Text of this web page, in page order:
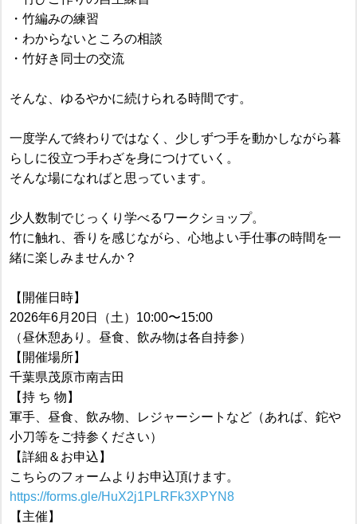
・竹編みの練習
・わからないところの相談
・竹好き同士の交流
そんな、ゆるやかに続けられる時間です。
一度学んで終わりではなく、少しずつ手を動かしながら暮
らしに役立つ手わざを身につけていく。
そんな場になればと思っています。
少人数制でじっくり学べるワークショップ。
竹に触れ、香りを感じながら、心地よい手仕事の時間を一
緒に楽しみませんか？
【開催日時】
2026年6月20日（土）10:00〜15:00
（昼休憩あり。昼食、飲み物は各自持参）
【開催場所】
千葉県茂原市南吉田
【持 ち 物】
軍手、昼食、飲み物、レジャーシートなど（あれば、鉈や
小刀等をご持参ください）
【詳細＆お申込】
こちらのフォームよりお申込頂けます。
https://forms.gle/HuX2j1PLRFk3XPYN8
【主催】